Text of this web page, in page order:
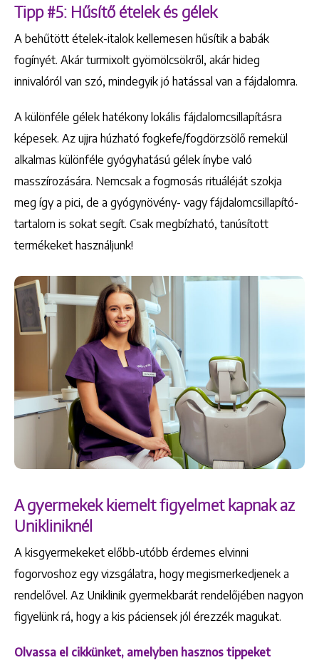
Tipp #5: Hűsítő ételek és gélek
A behűtött ételek-italok kellemesen hűsítik a babák
fogínyét. Akár turmixolt gyömölcsökről, akár hideg
innivalóról van szó, mindegyik jó hatással van a fájdalomra.
A különféle gélek hatékony lokális fájdalomcsillapításra
képesek. Az ujjra húzható fogkefe/fogdörzsölő remekül
alkalmas különféle gyógyhatású gélek ínybe való
masszírozására. Nemcsak a fogmosás rituáléját szokja
meg így a pici, de a gyógynövény- vagy fájdalomcsillapító-
tartalom is sokat segít. Csak megbízható, tanúsított
termékeket használjunk!
A gyermekek kiemelt figyelmet kapnak az
Unikliniknél
A kisgyermekeket előbb-utóbb érdemes elvinni
fogorvoshoz egy vizsgálatra, hogy megismerkedjenek a
rendelővel. Az Uniklinik gyermekbarát rendelőjében nagyon
figyelünk rá, hogy a kis páciensek jól érezzék magukat.
Olvassa el cikkünket, amelyben hasznos tippeket